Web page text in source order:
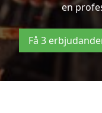
en
Få 3